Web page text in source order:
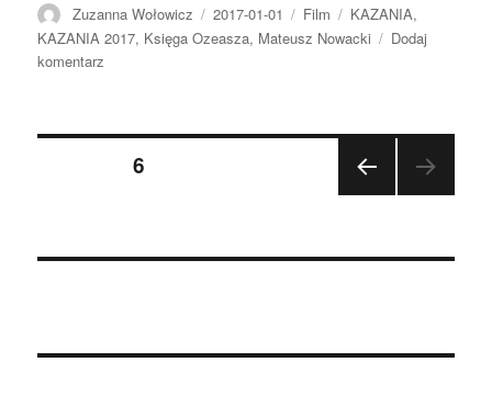
Autor
Zuzanna Wołowicz
Data
publikacji
2017-01-01 Format
Film Kategorie
KAZANIA,
KAZANIA 2017, Księga Ozeasza, Mateusz Nowacki
Dodaj
komentarz
Nawigacja
wpisach
STR
STRONA6